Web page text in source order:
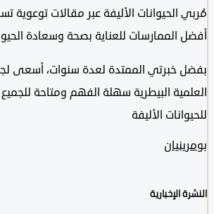
الأليفة عبر مقالات توعوية تسلط
للعناية بصحة وسعادة الحيوانات
خبرتي الممتدة لعدة سنوات، أسعى لجعل
البيطرية سهلة الفهم ومتاحة للجميع
الأليفة